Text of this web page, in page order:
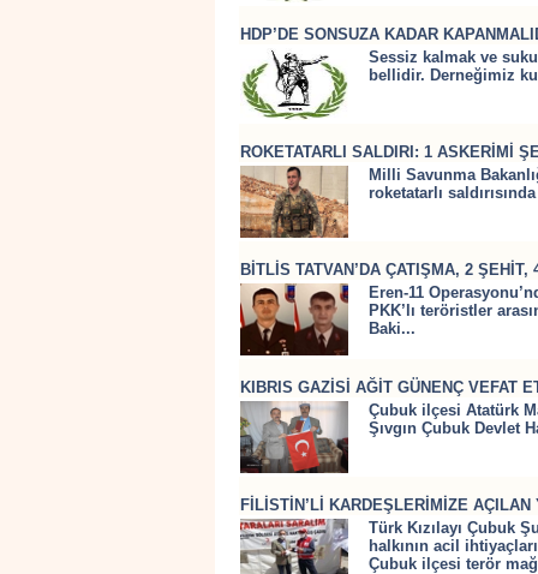
HDP’DE SONSUZA KADAR
Sessiz kalmak ve
bellidir. Derneğimiz
ROKETATARLI SALDIRI: 1 ASKERİMİ
Milli Savunma
roketatarlı
BİTLİS TATVAN’DA ÇATIŞMA, 2 ŞEHİT,
Eren-11
PKK’lı teröristler
Baki...
KIBRIS GAZİSİ AĞİT GÜNENÇ VEFAT
Çubuk ilçesi Atatürk
Şıvgın Çubuk Devlet
FİLİSTİN’Lİ KARDEŞLERİMİZE
Türk Kızılayı Çubuk
halkının acil
Çubuk ilçesi terör